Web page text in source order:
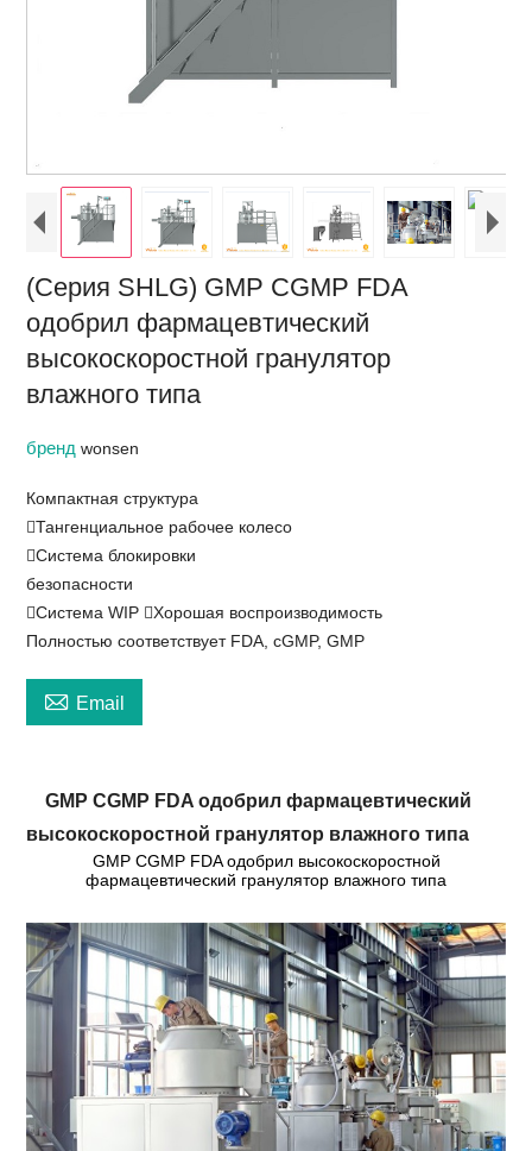
(Серия SHLG) GMP CGMP FDA
одобрил фармацевтический
высокоскоростной гранулятор
влажного типа
брендwonsen
Компактная структура
Тангенциальное рабочее колесо
Система блокировки
безопасности
Система WIP Хорошая воспроизводимость
Полностью соответствует FDA, cGMP, GMP
 Email
GMP CGMP FDA одобрил фармацевтический
высокоскоростной гранулятор влажного типа
GMP CGMP FDA одобрил высокоскоростной
фармацевтический гранулятор влажного типа